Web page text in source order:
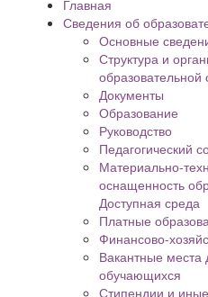
Главная
Сведения об
Основные
Структура и
образовательной
Документы
Образование
Руководство
Педагогический
Материально-
оснащенность
Доступная среда
Платные
Финансово-
Вакантные
обучающихся
Стипендии и